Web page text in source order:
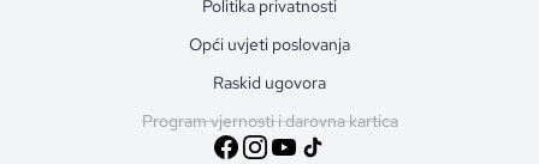
Politika privatnosti
Opći uvjeti poslovanja
Raskid ugovora
Program vjernosti i darovna kartica